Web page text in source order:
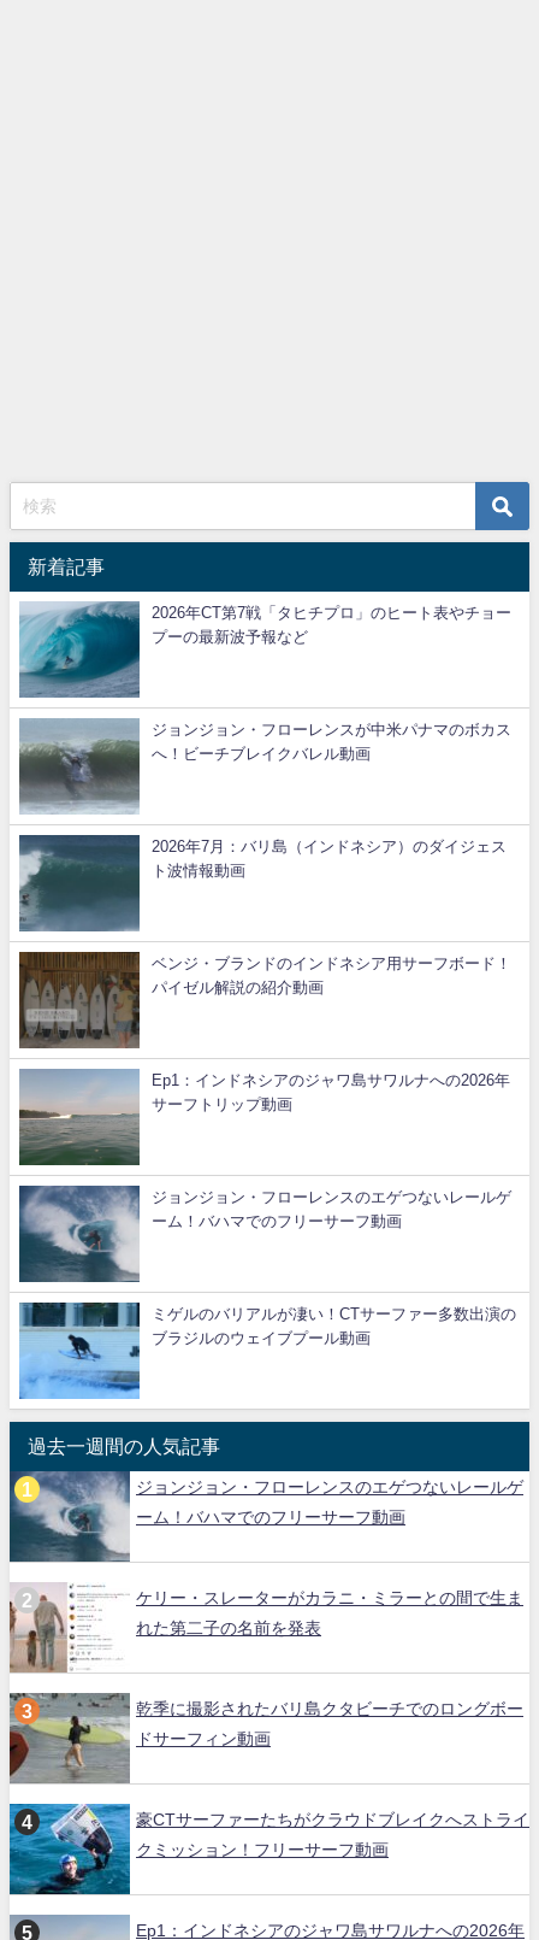
新着記事
2026年CT第7戦「タヒチプロ」のヒート表やチョー
プーの最新波予報など
ジョンジョン・フローレンスが中米パナマのボカス
へ！ビーチブレイクバレル動画
2026年7月：バリ島（インドネシア）のダイジェス
ト波情報動画
ベンジ・ブランドのインドネシア用サーフボード！
パイゼル解説の紹介動画
Ep1：インドネシアのジャワ島サワルナへの2026年
サーフトリップ動画
ジョンジョン・フローレンスのエゲつないレールゲ
ーム！バハマでのフリーサーフ動画
ミゲルのバリアルが凄い！CTサーファー多数出演の
ブラジルのウェイブプール動画
過去一週間の人気記事
ジョンジョン・フローレンスのエゲつないレールゲ
ーム！バハマでのフリーサーフ動画
ケリー・スレーターがカラニ・ミラーとの間で生ま
れた第二子の名前を発表
乾季に撮影されたバリ島クタビーチでのロングボー
ドサーフィン動画
豪CTサーファーたちがクラウドブレイクへストライ
クミッション！フリーサーフ動画
Ep1：インドネシアのジャワ島サワルナへの2026年